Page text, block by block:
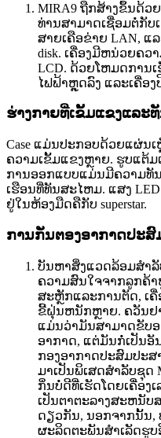
MIRA9 ຖືກສ້າງຂຶ້ນດ້ວ
ທ່ານ​ສາ​ມາດ​ເຊື່ອມ​ຕໍ່​ກັບ​
ສາຍ​ເຄືອ​ຂ່າຍ LAN​, ແ
disk​. ເຄື່ອງມີຫນ່ວຍຄວ
LCD. ດ້ວຍໂຫມດການ
ໄຟຟ້າຫຼຸດລົງ ແລະເຄື່ອ
ຮ່າງກາຍທີ່ເຂັ້ມແຂງແລະ
Case ແມ່ນປະກອບດ້ວຍແຜ່ນເ
ຄວາມເຂັ້ມແຂງຫຼາຍ. ຮູບແຕ້
ການອອກແບບແມ່ນມີຄວາມທັ
ເຮືອນທີ່ທັນສະໄຫມ. ແສງ
ຢູ່ໃນຫ້ອງມືດຄືກັບ superstar.
ການກັ່ນຕອງອາກາດປະສົ
ບັນຫາສິ່ງແວດລ້ອມສໍາລັ
ຄວາມສົນໃຈຈາກລູກຄ້
ສະຫຼັກແລະການຕັດ, ເຄື່
ຂີ້ຝຸ່ນຫນັກຫຼາຍ. ຄວັນຢ
ແມ່ນວ່າມັນສາມາດຂັບ
ອາກາດ, ແຕ່ມັນກໍ່ເປັນອັ
ກອງອາກາດປະສົມປະ
ມາເປັນພິເສດສໍາລັບຊຸດ
ກິ່ນບໍ່ດີທີ່ເຮັດໂດຍເຄື່ອງເ
ເປັນຕາຕະລາງສະຫນັບ
ດຽວກັນ, ນອກຈາກນັ້ນ,
ຜະລິດຕະພັນສໍາເລັດຮູ